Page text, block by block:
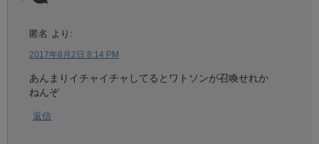
匿名 より:
2017年8月2日 8:14 PM
あんまりイチャイチャしてるとワトソンが召喚せれか
ねんぞ
返信